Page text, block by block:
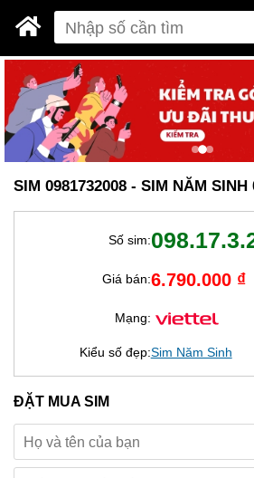
SIM 0981732008 - SIM NĂM SINH
Số sim:
Giá bán:6.790.000 ₫
Mạng:
Kiểu số đẹp:Sim Năm Sinh
ĐẶT MUA SIM